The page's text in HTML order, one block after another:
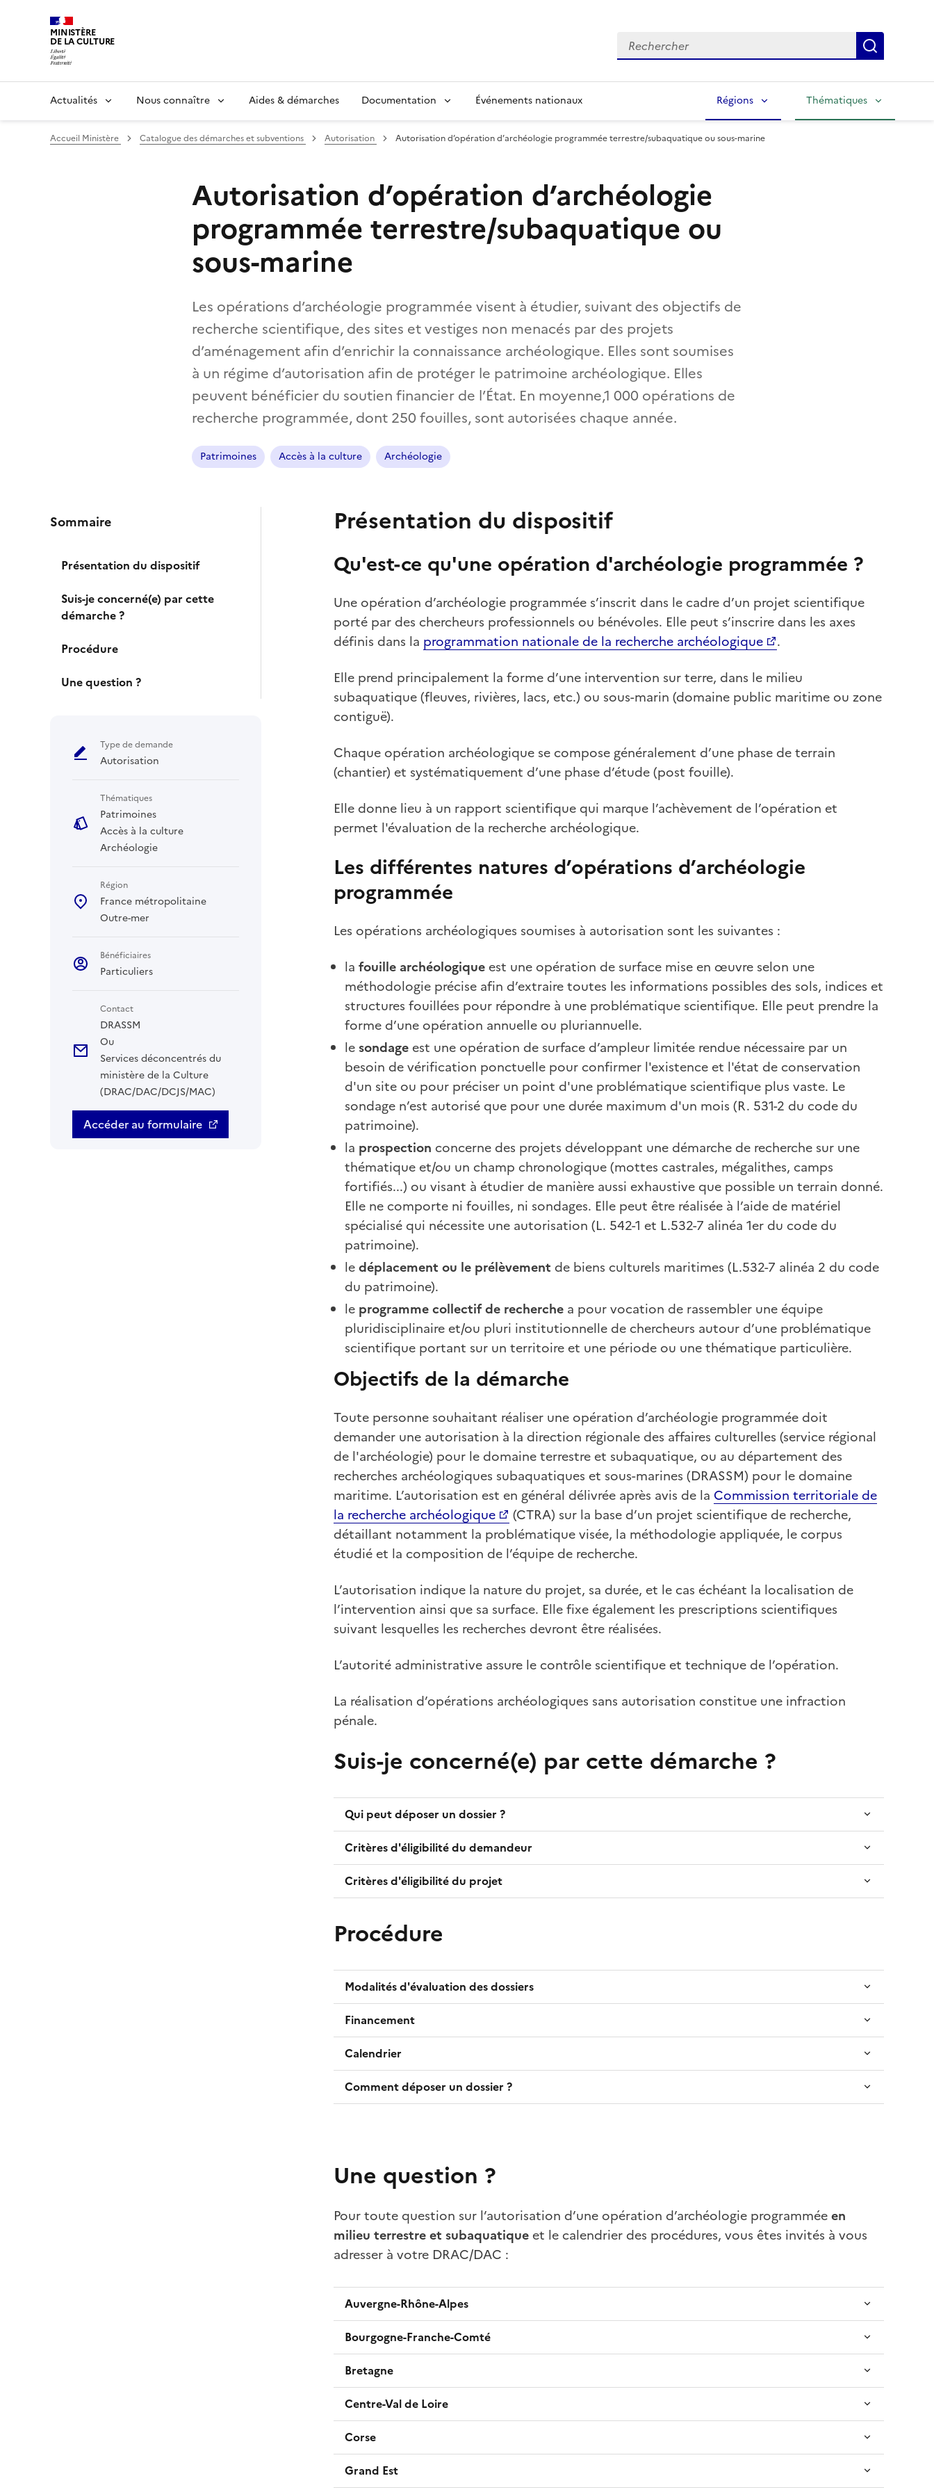
MINISTÈRE
DE LA CULTURE Rechercher
Actualités Nous connaître Aides & démarches Documentation Événements nationaux Régions Thématiques
Accueil Ministère Catalogue des démarches et subventions Autorisation Autorisation d’opération d’archéologie programmée terrestre/subaquatique ou sous-marine
Autorisation d’opération d’archéologie
programmée terrestre/subaquatique ou
sous-marine
Les opérations d’archéologie programmée visent à étudier, suivant des objectifs de
recherche scientifique, des sites et vestiges non menacés par des projets
d’aménagement afin d’enrichir la connaissance archéologique. Elles sont soumises
à un régime d’autorisation afin de protéger le patrimoine archéologique. Elles
peuvent bénéficier du soutien financier de l’État. En moyenne,1 000 opérations de
recherche programmée, dont 250 fouilles, sont autorisées chaque année.
Patrimoines Accès à la culture Archéologie
Sommaire
Présentation du dispositif
Suis-je concerné(e) par cette
démarche ?
Procédure
Une question ?
Type de demande
Autorisation
Thématiques
Patrimoines
Accès à la culture
Archéologie
Région
France métropolitaine
Outre-mer
Bénéficiaires
Particuliers
Contact
DRASSM
Ou
Services déconcentrés du
ministère de la Culture
(DRAC/DAC/DCJS/MAC)
Accéder au formulaire
Présentation du dispositif
Qu'est-ce qu'une opération d'archéologie programmée ?
Une opération d’archéologie programmée s’inscrit dans le cadre d’un projet scientifique
porté par des chercheurs professionnels ou bénévoles. Elle peut s’inscrire dans les axes
définis dans la programmation nationale de la recherche archéologique
.
Elle prend principalement la forme d’une intervention sur terre, dans le milieu
subaquatique (fleuves, rivières, lacs, etc.) ou sous-marin (domaine public maritime ou zone
contiguë).
Chaque opération archéologique se compose généralement d’une phase de terrain
(chantier) et systématiquement d’une phase d’étude (post fouille).
Elle donne lieu à un rapport scientifique qui marque l’achèvement de l’opération et
permet l'évaluation de la recherche archéologique.
Les différentes natures d’opérations d’archéologie
programmée
Les opérations archéologiques soumises à autorisation sont les suivantes :
la fouille archéologiqueest une opération de surface mise en œuvre selon une
méthodologie précise afin d’extraire toutes les informations possibles des sols, indices et
structures fouillées pour répondre à une problématique scientifique. Elle peut prendre la
forme d’une opération annuelle ou pluriannuelle.
lesondageest une opération de surface d’ampleur limitée rendue nécessaire par un
besoin de vérification ponctuelle pour confirmer l'existence et l'état de conservation
d'un site ou pour préciser un point d'une problématique scientifique plus vaste. Le
sondage n’est autorisé que pour une durée maximum d'un mois (R. 531-2 du code du
patrimoine).
la prospection concerne des projets développant une démarche de recherche sur une
thématique et/ou un champ chronologique (mottes castrales, mégalithes, camps
fortifiés...) ou visant à étudier de manière aussi exhaustive que possible un terrain donné.
Elle ne comporte ni fouilles, ni sondages. Elle peut être réalisée à l’aide de matériel
spécialisé qui nécessite une autorisation (L. 542-1 et L.532-7 alinéa 1er du code du
patrimoine).
ledéplacement ou le prélèvement de biens culturels maritimes (L.532-7 alinéa 2 du code
du patrimoine).
le programme collectif de recherchea pour vocation de rassembler une équipe
pluridisciplinaire et/ou pluri institutionnelle de chercheurs autour d’une problématique
scientifique portant sur un territoire et une période ou une thématique particulière.
Objectifs de la démarche
Toute personne souhaitant réaliser une opération d’archéologie programmée doit
demander une autorisation à la direction régionale des affaires culturelles (service régional
de l'archéologie) pour le domaine terrestre et subaquatique, ou au département des
recherches archéologiques subaquatiques et sous-marines (DRASSM) pour le domaine
maritime. L’autorisation est en général délivrée après avis de la Commission territoriale de
la recherche archéologique
(CTRA) sur la base d’un projet scientifique de recherche,
détaillant notamment la problématique visée, la méthodologie appliquée, le corpus
étudié et la composition de l’équipe de recherche.
L’autorisation indique la nature du projet, sa durée, et le cas échéant la localisation de
l’intervention ainsi que sa surface. Elle fixe également les prescriptions scientifiques
suivant lesquelles les recherches devront être réalisées.
L’autorité administrative assure le contrôle scientifique et technique de l’opération.
La réalisation d’opérations archéologiques sans autorisation constitue une infraction
pénale.
Suis-je concerné(e) par cette démarche ?
Qui peut déposer un dossier ?
Critères d'éligibilité du demandeur
Critères d'éligibilité du projet
Procédure
Modalités d'évaluation des dossiers
Financement
Calendrier
Comment déposer un dossier ?
Une question ?
Pour toute question sur l’autorisation d’une opération d’archéologie programméeen
milieu terrestre et subaquatiqueet le calendrier des procédures, vous êtes invités à vous
adresser à votre DRAC/DAC :
Auvergne-Rhône-Alpes
Bourgogne-Franche-Comté
Bretagne
Centre-Val de Loire
Corse
Grand Est